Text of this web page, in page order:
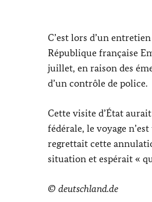
C’est lors d’un
République française
juillet, en raison des
d’un contrôle de police.
Cette visite d’État
fédérale, le voyage
regrettait cette
situation et espérait «
© deutschland.de